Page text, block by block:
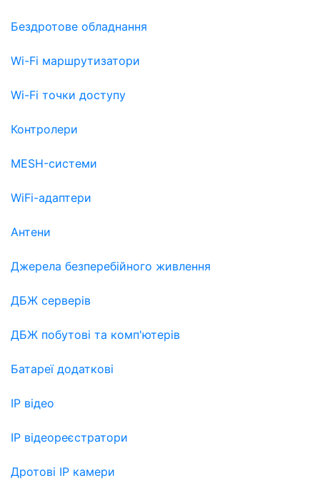
Бездротове обладнання
Wi-Fi маршрутизатори
Wi-Fi точки доступу
Контролери
MESH-системи
WiFi-адаптери
Антени
Джерела безперебійного живлення
ДБЖ серверів
ДБЖ побутові та комп'ютерів
Батареї додаткові
IP відео
IP відеореєстратори
Дротові IP камери